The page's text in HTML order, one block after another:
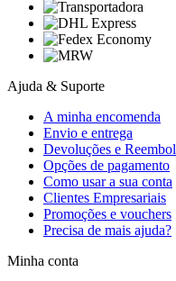
Ajuda & Suporte
A minha encomenda
Envio e entrega
Devoluções e
Opções de pagamento
Como usar a sua conta
Clientes Empresariais
Promoções e vouchers
Precisa de mais ajuda?
Minha conta